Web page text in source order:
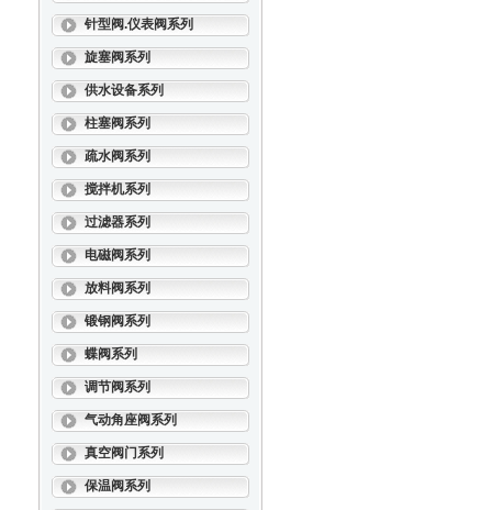
针型阀.仪表阀系列
旋塞阀系列
供水设备系列
柱塞阀系列
疏水阀系列
搅拌机系列
过滤器系列
电磁阀系列
放料阀系列
锻钢阀系列
蝶阀系列
调节阀系列
气动角座阀系列
真空阀门系列
保温阀系列